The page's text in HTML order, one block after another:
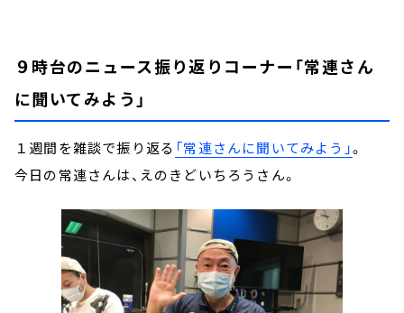
９時台のニュース振り返りコーナー 「常連さん
に聞いてみよう」
１週間を雑談で振り返る 「常連さんに聞いてみよう」。
今日の常連さんは、えのきどいちろうさん。